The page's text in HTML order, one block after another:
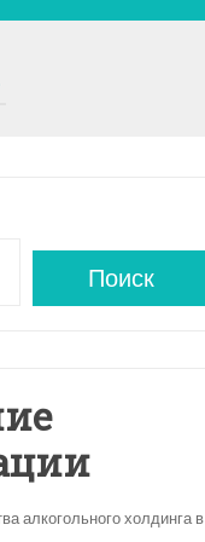
Поиск
алкогольного холдинга в